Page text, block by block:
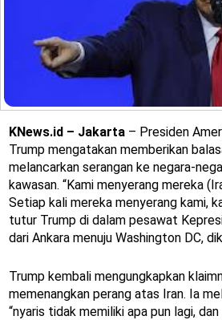
KNews.id – Jakarta – Presiden
Trump mengatakan memberikan
melancarkan serangan ke negara-
kawasan. “Kami menyerang mereka
Setiap kali mereka menyerang kami,
tutur Trump di dalam pesawat
dari Ankara menuju Washington DC,
Trump kembali mengungkapkan
memenangkan perang atas Iran. Ia
“nyaris tidak memiliki apa pun lagi,